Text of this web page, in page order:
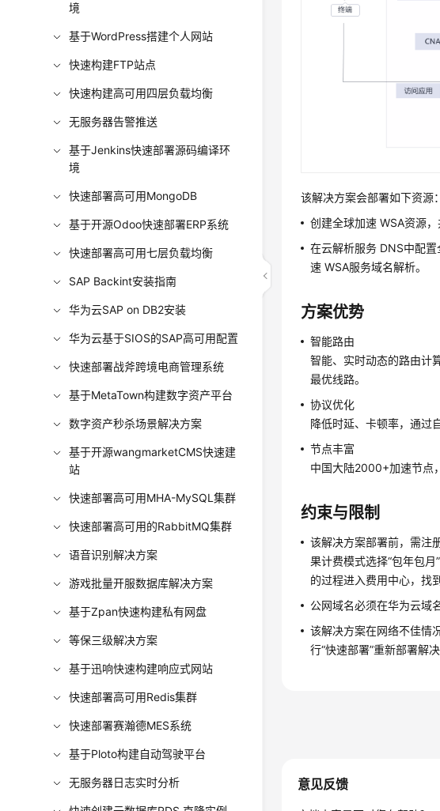
境
基于WordPress搭建个人网站
快速构建FTP站点
快速构建高可用四层负载均衡
无服务器告警推送
基于Jenkins快速部署源码编译环
境
快速部署高可用MongoDB
基于开源Odoo快速部署ERP系统
快速部署高可用七层负载均衡
SAP Backint安装指南
华为云SAP on DB2安装
华为云基于SIOS的SAP高可用配置
快速部署战斧跨境电商管理系统
基于MetaTown构建数字资产平台
数字资产秒杀场景解决方案
基于开源wangmarketCMS快速建
站
快速部署高可用MHA-MySQL集群
快速部署高可用的RabbitMQ集群
语音识别解决方案
游戏批量开服数据库解决方案
基于Zpan快速构建私有网盘
等保三级解决方案
基于迅响快速构建响应式网站
快速部署高可用Redis集群
快速部署赛瀚德MES系统
基于Ploto构建自动驾驶平台
无服务器日志实时分析
该解决方案会部署如下资源：
创建全球加速 WSA资源
在云解析服务 DNS中配
速 WSA服务域名解析。
方案优势
智能路由
智能、实时动态的路由计
最优线路。
协议优化
降低时延、卡顿率，通过
节点丰富
中国大陆2000+加速节点
约束与限制
该解决方案部署前，需注
果计费模式选择“包年包
的过程进入费用中心，找
公网域名必须在华为云域
该解决方案在网络不佳情
行“快速部署”重新部署解决
意见反馈